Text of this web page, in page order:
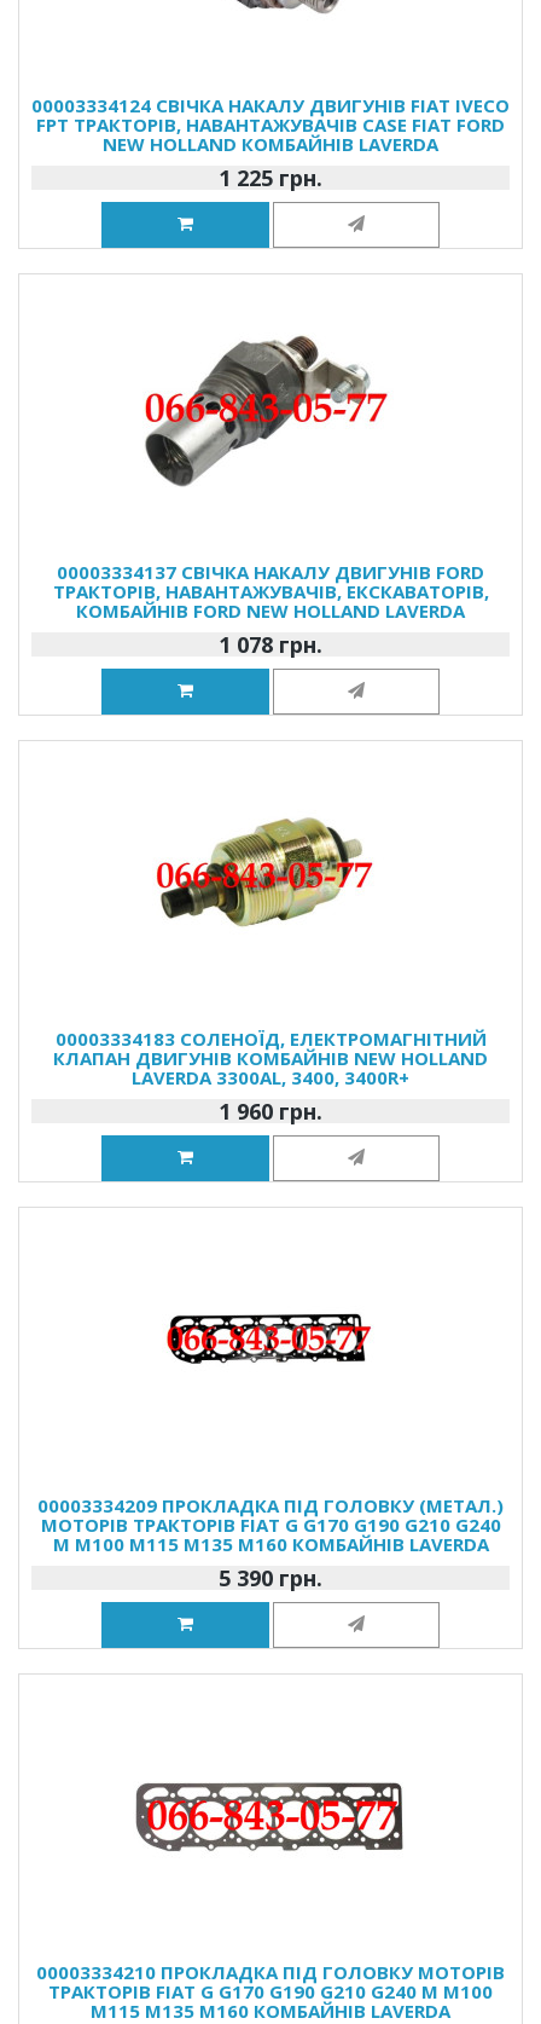
00003334124 СВІЧКА НАКАЛУ ДВИГУНІВ FIAT IVECO
FPT ТРАКТОРІВ, НАВАНТАЖУВАЧІВ CASE FIAT FORD
NEW HOLLAND КОМБАЙНІВ LAVERDA
1 225 грн.
00003334137 СВІЧКА НАКАЛУ ДВИГУНІВ FORD
ТРАКТОРІВ, НАВАНТАЖУВАЧІВ, ЕКСКАВАТОРІВ,
КОМБАЙНІВ FORD NEW HOLLAND LAVERDA
1 078 грн.
00003334183 СОЛЕНОЇД, ЕЛЕКТРОМАГНІТНИЙ
КЛАПАН ДВИГУНІВ КОМБАЙНІВ NEW HOLLAND
LAVERDA 3300AL, 3400, 3400R+
1 960 грн.
00003334209 ПРОКЛАДКА ПІД ГОЛОВКУ (МЕТАЛ.)
МОТОРІВ ТРАКТОРІВ FIAT G G170 G190 G210 G240
M M100 M115 M135 M160 КОМБАЙНІВ LAVERDA
5 390 грн.
00003334210 ПРОКЛАДКА ПІД ГОЛОВКУ МОТОРІВ
ТРАКТОРІВ FIAT G G170 G190 G210 G240 M M100
M115 M135 M160 КОМБАЙНІВ LAVERDA